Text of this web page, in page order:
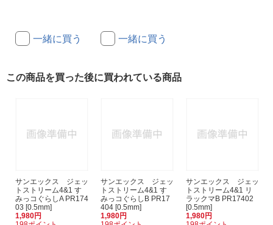
一緒に買う 一緒に買う
この商品を買った後に買われている商品
サンエックス ジェッ
トストリーム4&1 す
みっコぐらしA PR174
03 [0.5mm]
1,980円
サンエックス ジェッ
トストリーム4&1 す
みっコぐらしB PR17
404 [0.5mm]
1,980円
サンエックス ジェッ
トストリーム4&1 リ
ラックマB PR17402
[0.5mm]
1,980円